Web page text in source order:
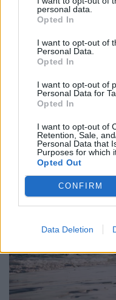
personal data.
Opted In
I want to opt-out of
Personal Data.
Opted In
I want to opt-out of
Personal Data for
Opted In
I want to opt-out of
Retention, Sale,
Personal Data that
Purposes for which
Opted Out
CONFIRM
Data Deletion
Το σημαντικότερο
υγιείς φίλο
χώρο, δεν απαιτούν
δεν σε κάνουν να
κόψεις αμέσως μια
σημαντικό να
φυσικά, χωρίς